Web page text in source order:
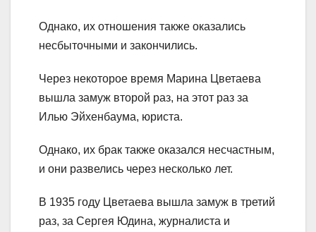
Однако, их отношения также оказались
несбыточными и закончились.
Через некоторое время Марина Цветаева
вышла замуж второй раз, на этот раз за
Илью Эйхенбаума, юриста.
Однако, их брак также оказался несчастным,
и они развелись через несколько лет.
В 1935 году Цветаева вышла замуж в третий
раз, за Сергея Юдина, журналиста и